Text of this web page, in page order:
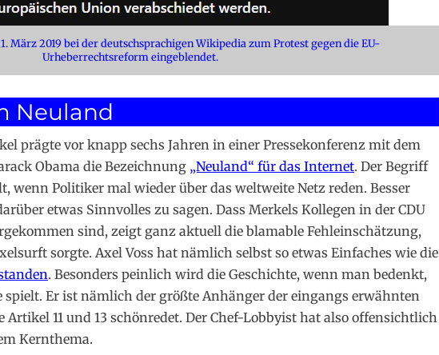
März 2019 bei der deutschsprachigen Wikipedia zum Protest gegen die EU-
Urheberrechtsreform eingeblendet.
Neuland
prägte vor knapp sechs Jahren in einer Pressekonferenz mit dem
Obama die Bezeichnung „Neuland“ für das Internet. Der Begriff
wenn Politiker mal wieder über das weltweite Netz reden. Besser
etwas Sinnvolles zu sagen. Dass Merkels Kollegen in der CDU
sind, zeigt ganz aktuell die blamable Fehleinschätzung,
sorgte. Axel Voss hat nämlich selbst so etwas Einfaches wie die
. Besonders peinlich wird die Geschichte, wenn man bedenkt,
spielt. Er ist nämlich der größte Anhänger der eingangs erwähnten
Artikel 11 und 13 schönredet. Der Chef-Lobbyist hat also offensichtlich
Kernthema.